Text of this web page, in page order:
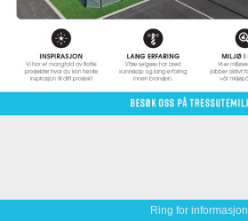
Ring for informasjon